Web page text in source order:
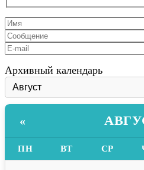
Архивный календарь
«
ПН ВТ СР